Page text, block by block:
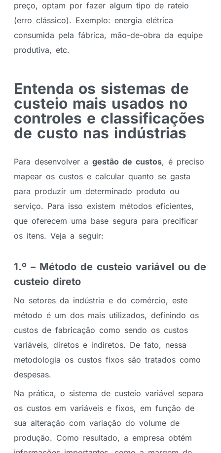
preço, optam por fazer algum tipo de rateio
(erro clássico). Exemplo: energia elétrica
consumida pela fábrica, mão-de-obra da equipe
produtiva, etc.
Entenda os sistemas de
custeio mais usados no
controles e classificações
de custo nas indústrias
Para desenvolver a gestão de custos, é preciso
mapear os custos e calcular quanto se gasta
para produzir um determinado produto ou
serviço. Para isso existem métodos eficientes,
que oferecem uma base segura para precificar
os itens. Veja a seguir:
1.º – Método de custeio variável ou de
custeio direto
No setores da indústria e do comércio, este
método é um dos mais utilizados, definindo os
custos de fabricação como sendo os custos
variáveis, diretos e indiretos. De fato, nessa
metodologia os custos fixos são tratados como
despesas.
Na prática, o sistema de custeio variável separa
os custos em variáveis e fixos, em função de
sua alteração com variação do volume de
produção. Como resultado, a empresa obtém